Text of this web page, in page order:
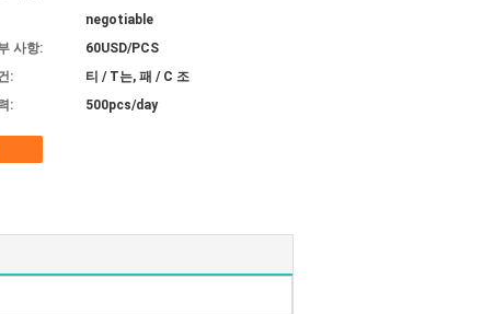
negotiable
사항:
60USD/PCS
:
티 / T는, 패 / C 조
:
500pcs/day